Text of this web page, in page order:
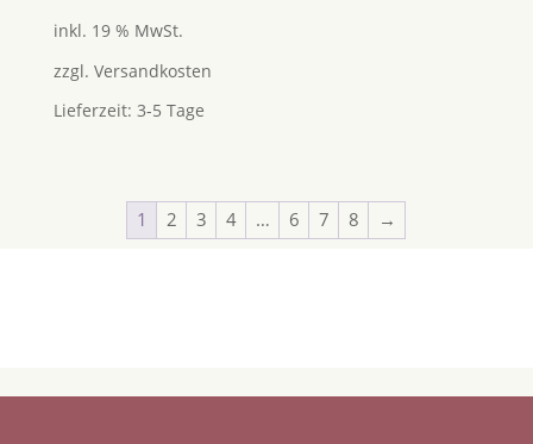
inkl. 19 % MwSt.
zzgl. Versandkosten
Lieferzeit: 3-5 Tage
1 2 3 4 … 6 7 8 →